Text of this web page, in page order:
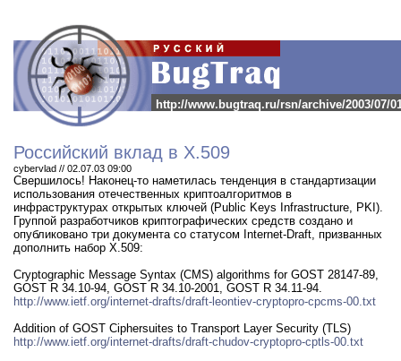
http://www.bugtraq.ru/rsn/archive/2003/07/
Российский вклад в X.509
cybervlad // 02.07.03 09:00
Свершилось! Наконец-то наметилась тенденция в стандартизации
использования отечественных криптоалгоритмов в
инфраструктурах открытых ключей (Public Keys Infrastructure, PKI).
Группой разработчиков криптографических средств создано и
опубликовано три документа со статусом Internet-Draft, призванных
дополнить набор X.509:
Cryptographic Message Syntax (CMS) algorithms for GOST 28147-89,
GOST R 34.10-94, GOST R 34.10-2001, GOST R 34.11-94.
http://www.ietf.org/internet-drafts/draft-leontiev-cryptopro-cpcms-00.txt
Addition of GOST Ciphersuites to Transport Layer Security (TLS)
http://www.ietf.org/internet-drafts/draft-chudov-cryptopro-cptls-00.txt